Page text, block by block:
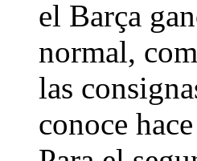
el Barça
normal,
las
conoce